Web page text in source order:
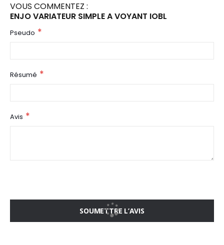
VOUS COMMENTEZ :
ENJO VARIATEUR SIMPLE A VOYANT IOBL
Pseudo
Résumé
Avis
SOUMETTRE L’AVIS